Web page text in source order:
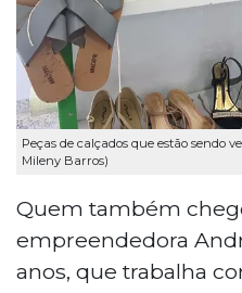
Peças de calçados que estão sendo
Mileny Barros)
Quem também
empreendedora
anos, que trabalha